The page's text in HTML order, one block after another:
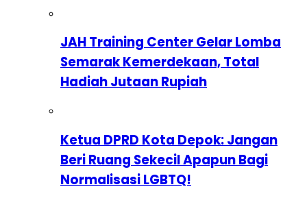
JAH Training Center Gelar Lomba
Semarak Kemerdekaan, Total
Hadiah Jutaan Rupiah
Ketua DPRD Kota Depok: Jangan
Beri Ruang Sekecil Apapun Bagi
Normalisasi LGBTQ!